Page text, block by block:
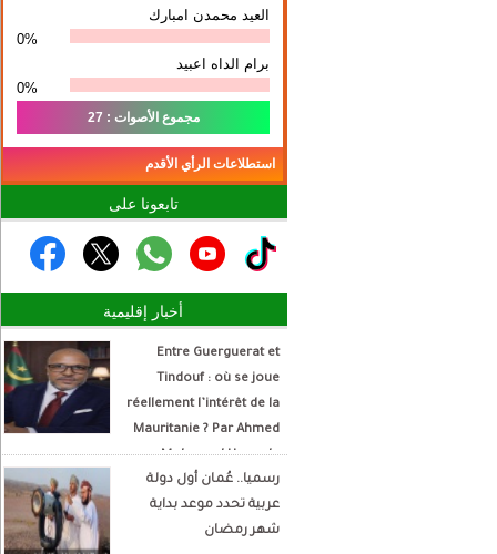
العيد محمدن امبارك
0%
برام الداه اعبيد
0%
مجموع الأصوات : 27
استطلاعات الرأي الأقدم
تابعونا على
أخبار إقليمية
Entre Guerguerat et
Tindouf : où se joue
réellement l’intérêt de la
Mauritanie ? Par Ahmed
Mohamed Hamada
Écrivain et analyste
politique
رسميا.. عُمان أول دولة
عربية تحدد موعد بداية
شهر رمضان